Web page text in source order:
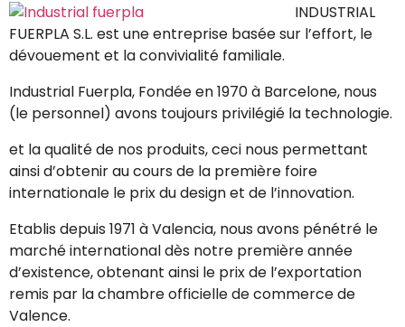
INDUSTRIAL
FUERPLA S.L. est une entreprise basée sur l’effort, le
dévouement et la convivialité familiale.
Industrial Fuerpla, Fondée en 1970 à Barcelone, nous
(le personnel) avons toujours privilégié la technologie.
et la qualité de nos produits, ceci nous permettant
ainsi d’obtenir au cours de la première foire
internationale le prix du design et de l’innovation.
Etablis depuis 1971 à Valencia, nous avons pénétré le
marché international dès notre première année
d’existence, obtenant ainsi le prix de l’exportation
remis par la chambre officielle de commerce de
Valence.